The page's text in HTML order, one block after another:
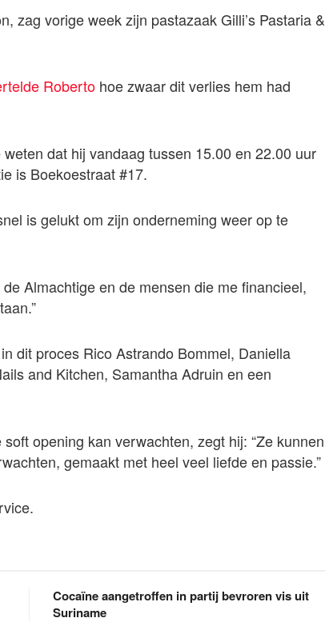
zag vorige week zijn pastazaak Gilli’s Pastaria &
Roberto hoe zwaar dit verlies hem had
dat hij vandaag tussen 15.00 en 22.00 uur
is Boekoestraat #17.
is gelukt om zijn onderneming weer op te
Almachtige en de mensen die me financieel,
dit proces Rico Astrando Bommel, Daniella
and Kitchen, Samantha Adruin en een
opening kan verwachten, zegt hij: “Ze kunnen
gemaakt met heel veel liefde en passie.”
Cocaïne aangetroffen in partij bevroren vis uit
Suriname